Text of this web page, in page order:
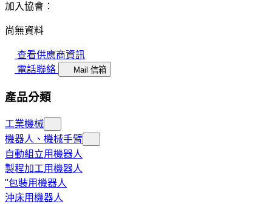
加入協會：
尚無資料
查看供應商資訊
電話聯絡
Mail 信箱
產品分類
工業機械
機器人、機械手臂
自動組立用機器人
製程加工用機器人
"包裝用機器人
沖床用機器人